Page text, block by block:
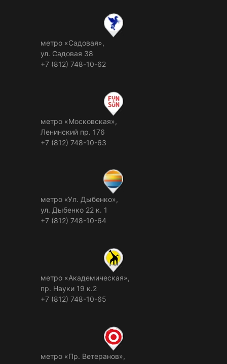
метро «Садовая»,
ул. Садовая 38
+7 (812) 748-10-62
метро «Московская»,
Ленинский пр. 176
+7 (812) 748-10-63
метро «Ул. Дыбенко»,
ул. Дыбенко 22 к. 1
+7 (812) 748-10-64
метро «Академическая»,
пр. Науки 19 к.2
+7 (812) 748-10-65
метро «Пр. Ветеранов»,